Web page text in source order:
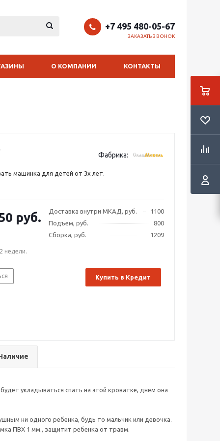
+7 495 480-05-67
ЗАКАЗАТЬ ЗВОНОК
О КОМПАНИИ КОНТАКТЫ
Фабрика:
машинка для детей от 3х лет.
Доставка внутри МКАД, руб.
1100
Подъем, руб.
800
Сборка, руб.
1209
руб.
недели.
Купить в Кредит
укладываться спать на этой кроватке, днем она
ни одного ребенка, будь то мальчик или девочка.
ПВХ 1 мм., защитит ребенка от травм.